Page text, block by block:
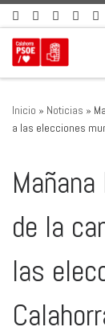
Saltar al contenido
Inicio » Noticias »
a las elecciones
de la
las